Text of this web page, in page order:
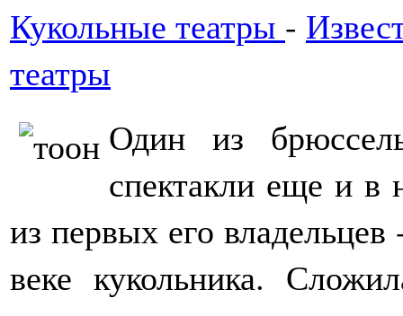
Кукольные театры -
театры
Один из
спектакли еще и
из первых его
веке кукольника.